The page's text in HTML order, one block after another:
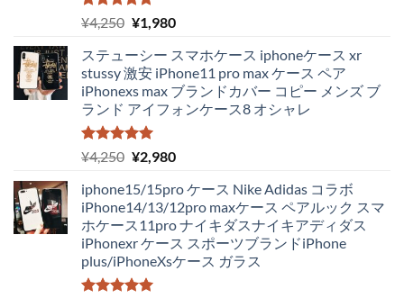
5段階中
5.00
の評価
¥4,250 元
価
格
は
¥4,250
で
し
¥1,980現
の
価
格
は
で
ステューシー スマホケース iphoneケース xr
stussy 激安 iPhone11 pro max ケース ペア
iPhonexs max ブランドカバー コピー メンズ ブ
ランド アイフォンケース8 オシャレ
5段階中
5.00
の評価
¥4,250 元
価
格
は
¥4,250
で
し
¥2,980現
の
価
格
は
¥2,980
iphone15/15pro ケース Nike Adidas コラボ
iPhone14/13/12pro maxケース ペアルック スマ
ホケース11pro ナイキダスナイキアディダス
iPhonexr ケース スポーツブランドiPhone
plus/iPhoneXsケース ガラス